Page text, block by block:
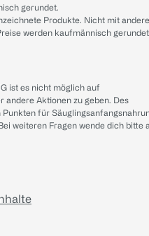
gerundet.
Produkte. Nicht mit
werden kaufmännisch
ist es nicht möglich auf
andere Aktionen zu geben. Des
für
weiteren Fragen wende dich bitte